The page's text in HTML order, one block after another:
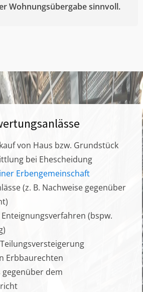
Wohnungsübergabe sinnvoll.
von Haus bzw. Grundstück
bei Ehescheidung
Erbengemeinschaft
(z. B. Nachweise gegenüber
(bspw.
Erbbaurechten
dem